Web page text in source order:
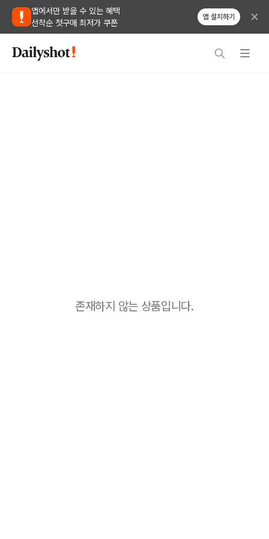
앱에서만 받을 수 있는 혜택
선착순 첫구매 최저가 쿠폰
앱 설치하기
존재하지 않는 상품입니다.